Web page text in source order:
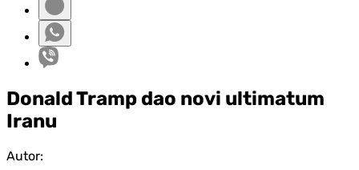
Donald Tramp dao novi ultimatum
Iranu
Autor: